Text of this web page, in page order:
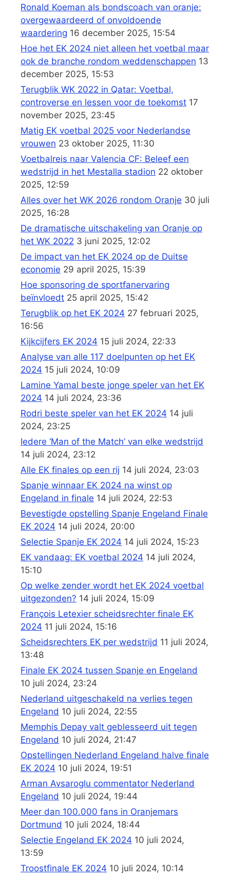
Ronald Koeman als bondscoach van oranje:
overgewaardeerd of onvoldoende
waardering 16 december 2025, 15:54
Hoe het EK 2024 niet alleen het voetbal maar
ook de branche rondom weddenschappen 13
december 2025, 15:53
Terugblik WK 2022 in Qatar: Voetbal,
controverse en lessen voor de toekomst 17
november 2025, 23:45
Matig EK voetbal 2025 voor Nederlandse
vrouwen 23 oktober 2025, 11:30
Voetbalreis naar Valencia CF: Beleef een
wedstrijd in het Mestalla stadion 22 oktober
2025, 12:59
Alles over het WK 2026 rondom Oranje 30 juli
2025, 16:28
De dramatische uitschakeling van Oranje op
het WK 2022 3 juni 2025, 12:02
De impact van het EK 2024 op de Duitse
economie 29 april 2025, 15:39
Hoe sponsoring de sportfanervaring
beïnvloedt 25 april 2025, 15:42
Terugblik op het EK 2024 27 februari 2025,
16:56
Kijkcijfers EK 2024 15 juli 2024, 22:33
Analyse van alle 117 doelpunten op het EK
2024 15 juli 2024, 10:09
Lamine Yamal beste jonge speler van het EK
2024 14 juli 2024, 23:36
Rodri beste speler van het EK 2024 14 juli
2024, 23:25
Iedere ‘Man of the Match’ van elke wedstrijd
14 juli 2024, 23:12
Alle EK finales op een rij 14 juli 2024, 23:03
Spanje winnaar EK 2024 na winst op
Engeland in finale 14 juli 2024, 22:53
Bevestigde opstelling Spanje Engeland Finale
EK 2024 14 juli 2024, 20:00
Selectie Spanje EK 2024 14 juli 2024, 15:23
EK vandaag: EK voetbal 2024 14 juli 2024,
15:10
Op welke zender wordt het EK 2024 voetbal
uitgezonden? 14 juli 2024, 15:09
François Letexier scheidsrechter finale EK
2024 11 juli 2024, 15:16
Scheidsrechters EK per wedstrijd 11 juli 2024,
13:48
Finale EK 2024 tussen Spanje en Engeland
10 juli 2024, 23:24
Nederland uitgeschakeld na verlies tegen
Engeland 10 juli 2024, 22:55
Memphis Depay valt geblesseerd uit tegen
Engeland 10 juli 2024, 21:47
Opstellingen Nederland Engeland halve finale
EK 2024 10 juli 2024, 19:51
Arman Avsaroglu commentator Nederland
Engeland 10 juli 2024, 19:44
Meer dan 100.000 fans in Oranjemars
Dortmund 10 juli 2024, 18:44
Selectie Engeland EK 2024 10 juli 2024,
13:59
Troostfinale EK 2024 10 juli 2024, 10:14